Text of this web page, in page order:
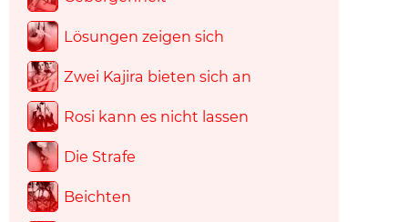
Lösungen zeigen sich
Zwei Kajira bieten sich an
Rosi kann es nicht lassen
Die Strafe
Beichten